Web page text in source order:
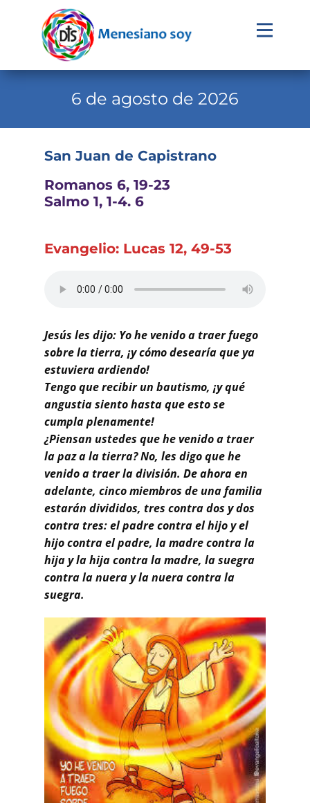
Evangelio
Familia Menesiana
Recursos
Contacto
6 de agosto de 2026
San Juan de Capistrano
Romanos 6, 19-23
Salmo 1, 1-4. 6
Evangelio: Lucas 12, 49-53
Jesús les dijo: Yo he venido a traer fuego
sobre la tierra, ¡y cómo desearía que ya
estuviera ardiendo!
Tengo que recibir un bautismo, ¡y qué
angustia siento hasta que esto se
cumpla plenamente!
¿Piensan ustedes que he venido a traer
la paz a la tierra? No, les digo que he
venido a traer la división. De ahora en
adelante, cinco miembros de una familia
estarán divididos, tres contra dos y dos
contra tres:el padre contra el hijo y el
hijo contra el padre, la madre contra la
hija y la hija contra la madre, la suegra
contra la nuera y la nuera contra la
suegra.